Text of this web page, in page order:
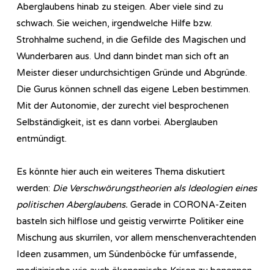
Aberglaubens hinab zu steigen. Aber viele sind zu
schwach. Sie weichen, irgendwelche Hilfe bzw.
Strohhalme suchend, in die Gefilde des Magischen und
Wunderbaren aus. Und dann bindet man sich oft an
Meister dieser undurchsichtigen Gründe und Abgründe.
Die Gurus können schnell das eigene Leben bestimmen.
Mit der Autonomie, der zurecht viel besprochenen
Selbständigkeit, ist es dann vorbei. Aberglauben
entmündigt.
Es könnte hier auch ein weiteres Thema diskutiert
werden: Die Verschwörungstheorien als Ideologien eines
politischen Aberglaubens. Gerade in CORONA-Zeiten
basteln sich hilflose und geistig verwirrte Politiker eine
Mischung aus skurrilen, vor allem menschenverachtenden
Ideen zusammen, um Sündenböcke für umfassende,